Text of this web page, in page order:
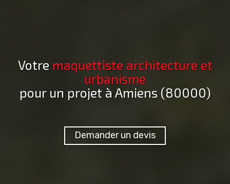
Votre maquettiste architecture et
urbanisme
pour un projet à Amiens (80000)
Demander un devis